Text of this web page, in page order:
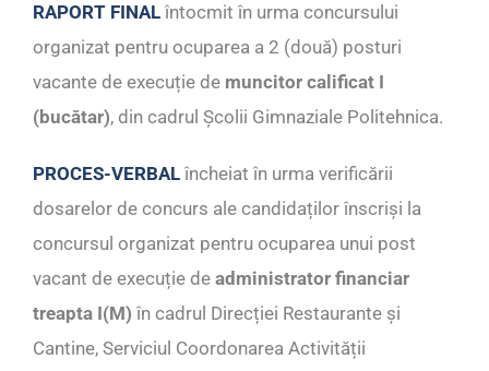
RAPORT FINAL întocmit în urma concursului
organizat pentru ocuparea a 2 (două) posturi
vacante de execuție de muncitor calificat I
(bucătar), din cadrul Școlii Gimnaziale Politehnica.
PROCES-VERBAL încheiat în urma verificării
dosarelor de concurs ale candidaților înscriși la
concursul organizat pentru ocuparea unui post
vacant de execuție de administrator financiar
treapta I(M) în cadrul Direcției Restaurante și
Cantine, Serviciul Coordonarea Activității